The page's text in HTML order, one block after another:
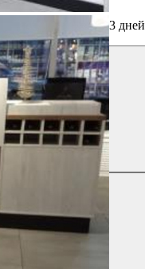
мебелиот 3 дней